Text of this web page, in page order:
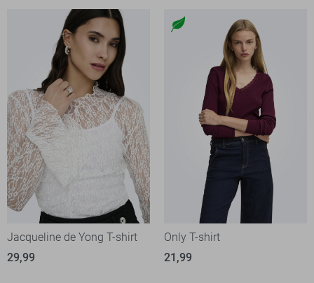
Jacqueline de Yong T-shirt
29,99
Only T-shirt
21,99